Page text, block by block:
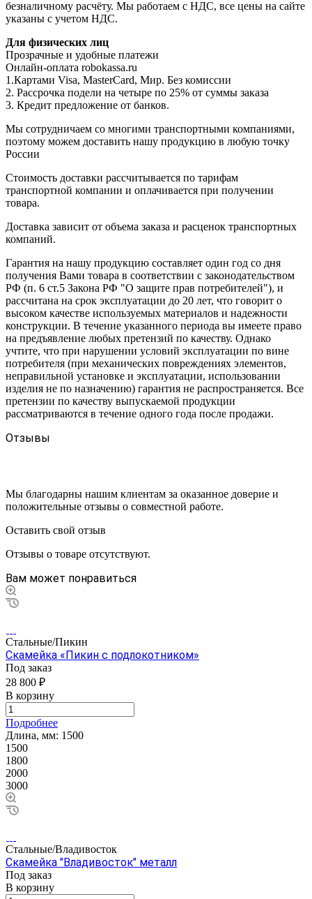
безналичному расчёту. Мы работаем с НДС, все цены на сайте
указаны с учетом НДС.
Для физических лиц
Прозрачные и удобные платежи
Онлайн-оплата robokassa.ru
1.Картами Visa, MasterCard, Мир. Без комиссии
2. Рассрочка подели на четыре по 25% от суммы заказа
3. Кредит предложение от банков.
Мы сотрудничаем со многими транспортными компаниями,
поэтому можем доставить нашу продукцию в любую точку
России
Стоимость доставки рассчитывается по тарифам
транспортной компании и оплачивается при получении
товара.
Доставка зависит от объема заказа и расценок транспортных
компаний.
Гарантия на нашу продукцию составляет один год со дня
получения Вами товара в соответствии с законодательством
РФ (п. 6 ст.5 Закона РФ "О защите прав потребителей"), и
рассчитана на срок эксплуатации до 20 лет, что говорит о
высоком качестве используемых материалов и надежности
конструкции. В течение указанного периода вы имеете право
на предъявление любых претензий по качеству. Однако
учтите, что при нарушении условий эксплуатации по вине
потребителя (при механических повреждениях элементов,
неправильной установке и эксплуатации, использовании
изделия не по назначению) гарантия не распространяется. Все
претензии по качеству выпускаемой продукции
рассматриваются в течение одного года после продажи.
Отзывы
Мы благодарны нашим клиентам за оказанное доверие и
положительные отзывы о совместной работе.
Оставить свой отзыв
Отзывы о товаре отсутствуют.
Вам может понравиться
Стальные/Пикин
Скамейка «Пикин с подлокотником»
Под заказ
28 800 ₽
В корзину
Подробнее
Длина, мм: 1500
1500
1800
2000
3000
Стальные/Владивосток
Скамейка "Владивосток" металл
Под заказ
В корзину